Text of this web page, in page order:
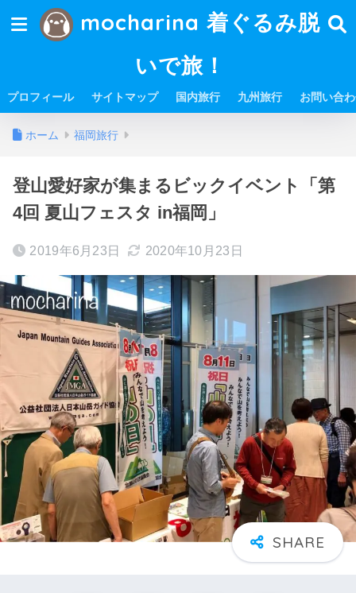
mocharina 着ぐるみ脱
いで旅！
プロフィール サイトマップ 国内旅行 九州旅行 お問い合
ホーム 福岡旅行
登山愛好家が集まるビックイベント「第
4回 夏山フェスタ in福岡」
2019年6月23日 2020年10月23日